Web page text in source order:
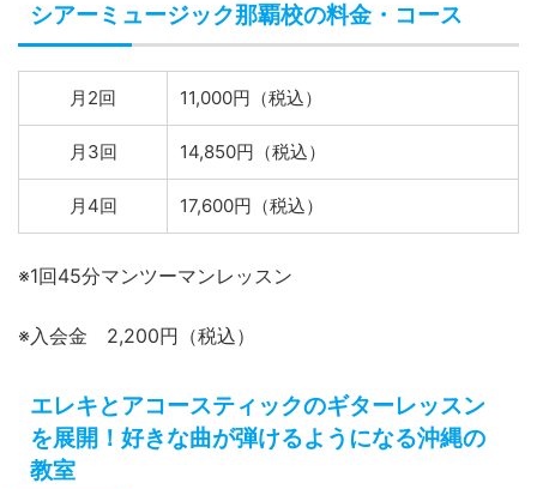
シアーミュージック那覇校の料金・コース
月2回 11,000円（税込）
月3回 14,850円（税込）
月4回 17,600円（税込）
※1回45分マンツーマンレッスン
※入会金 2,200円（税込）
エレキとアコースティックのギターレッスン
を展開！好きな曲が弾けるようになる沖縄の
教室